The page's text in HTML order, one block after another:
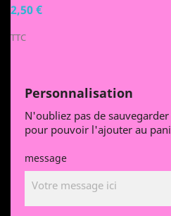
2,50 €
TTC
Personnalisation
N'oubliez pas de
pour pouvoir l'ajouter au
message